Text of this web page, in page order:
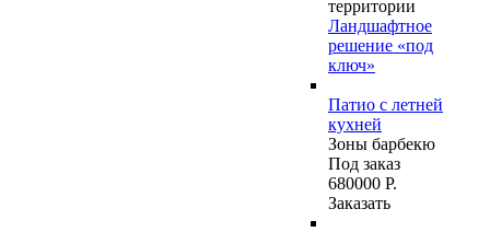
территории
Ландшафтное
решение «под
ключ»
Патио с летней
кухней
Зоны барбекю
Под заказ
680000 Р.
Заказать